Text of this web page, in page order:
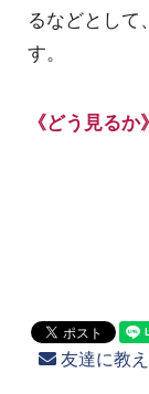
るなどとして
す。
《どう見るか》
友達に教